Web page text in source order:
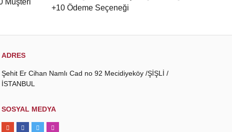
ADRES
Şehit Er Cihan Namlı Cad no 92 Mecidiyeköy /ŞİŞLİ /
İSTANBUL
SOSYAL MEDYA